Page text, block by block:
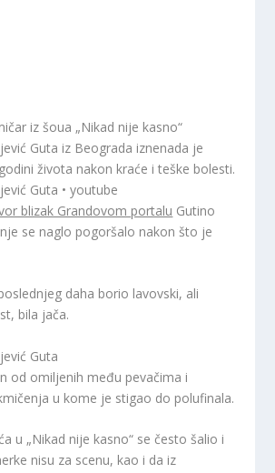
iz šoua „Nikad nije kasno“
Guta iz Beograda iznenada je
života nakon kraće i teške bolesti.
Guta • youtube
blizak Grandovom portalu Gutino
se naglo pogoršalo nakon što je
daha borio lavovski, ali
bila jača.
Guta
od omiljenih među pevačima i
u kome je stigao do polufinala.
u „Nikad nije kasno“ se često šalio i
nisu za scenu, kao i da iz